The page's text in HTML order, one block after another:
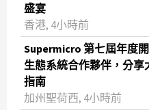
盛宴
香港, 4小時前
Supermicro 第七屆年度
生態系統合作夥伴，分享
指南
加州聖荷西, 4小時前